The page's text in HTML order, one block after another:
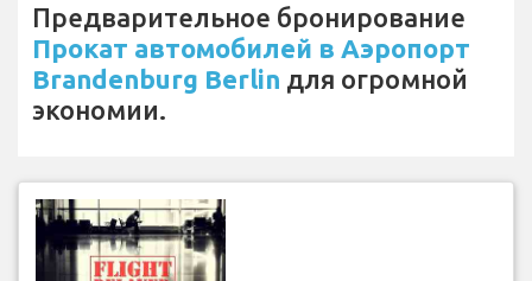
Предварительное бронирование
Прокат автомобилей в Аэропорт
Brandenburg Berlin для огромной
экономии.